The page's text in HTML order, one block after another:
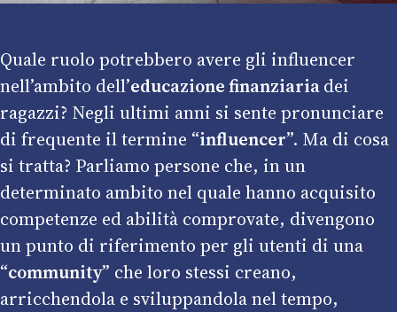
Quale ruolo potrebbero avere gli influencer
nell’ambito dell’educazione finanziariadei
ragazzi? Negli ultimi anni si sente pronunciare
di frequente il termine “influencer”. Ma di cosa
si tratta? Parliamo persone che, in un
determinato ambito nel quale hanno acquisito
competenze ed abilità comprovate, divengono
un punto di riferimento per gli utenti di una
“community” che loro stessi creano,
arricchendola e sviluppandola nel tempo,